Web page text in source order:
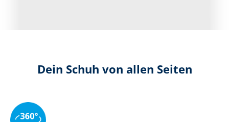
Dein Schuh von allen Seiten